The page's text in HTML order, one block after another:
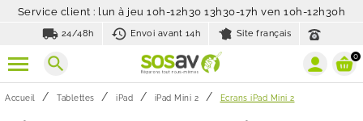
Service client : lun à jeu 10h-12h30 13h30-17h ven 10h-12h30h
local_shipping 24/48h history_toggle_off
Envoi avant 14h Site français
search 0
Accueil Tablettes iPad iPad Mini 2 Ecrans iPad Mini 2